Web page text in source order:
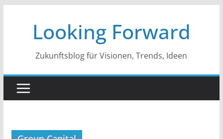
springenLooking Forward
Zukunftsblog für Visionen, Trends, Ideen